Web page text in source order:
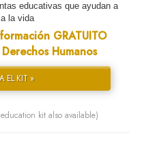
educativas que ayudan a
la vida
GRATUITO
Humanos
EL KIT »
kit also available)